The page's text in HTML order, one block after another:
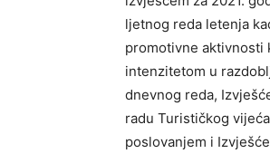
ljetnog reda letenja
promotivne aktivnosti
intenzitetom u
dnevnog reda,
radu Turističkog
poslovanjem i